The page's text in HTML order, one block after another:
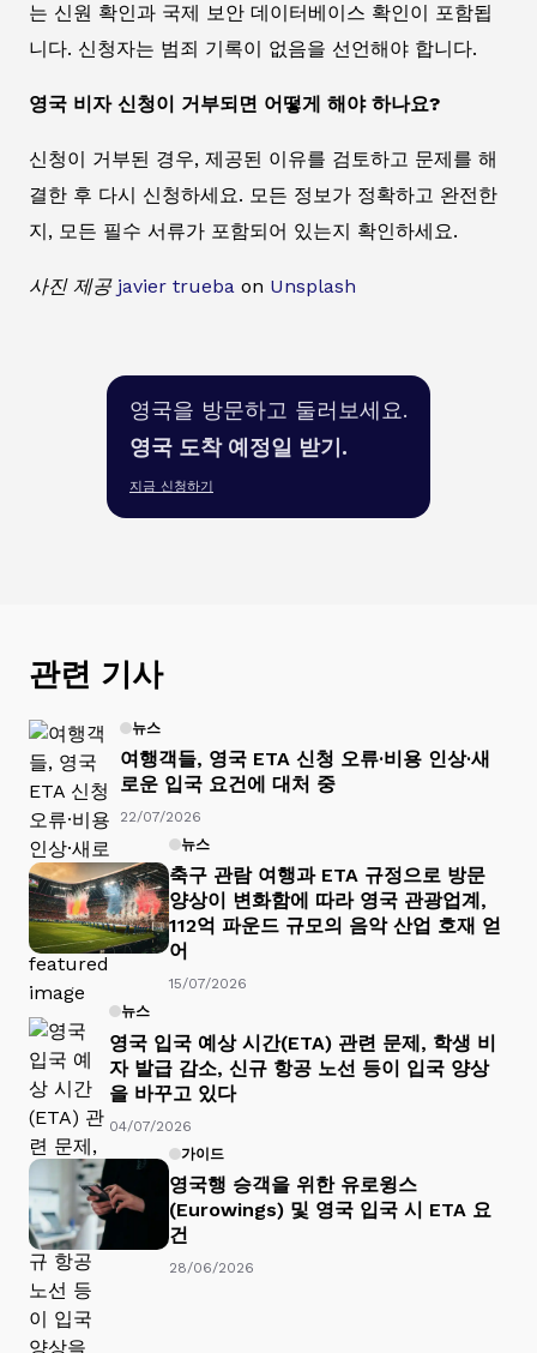
는 신원 확인과 국제 보안 데이터베이스 확인이 포함됩
니다. 신청자는 범죄 기록이 없음을 선언해야 합니다.
영국 비자 신청이 거부되면 어떻게 해야 하나요?
신청이 거부된 경우, 제공된 이유를 검토하고 문제를 해
결한 후 다시 신청하세요. 모든 정보가 정확하고 완전한
지, 모든 필수 서류가 포함되어 있는지 확인하세요.
사진 제공 javier trueba on Unsplash
영국을 방문하고 둘러보세요.
영국 도착 예정일 받기.
지금 신청하기
관련 기사
뉴스
여행객들, 영국 ETA 신청 오류·비용 인상·새
로운 입국 요건에 대처 중
22/07/2026
뉴스
축구 관람 여행과 ETA 규정으로 방문
양상이 변화함에 따라 영국 관광업계,
112억 파운드 규모의 음악 산업 호재 얻
어
15/07/2026
뉴스
영국 입국 예상 시간(ETA) 관련 문제, 학생 비
자 발급 감소, 신규 항공 노선 등이 입국 양상
을 바꾸고 있다
04/07/2026
가이드
영국행 승객을 위한 유로윙스
(Eurowings) 및 영국 입국 시 ETA 요
건
28/06/2026